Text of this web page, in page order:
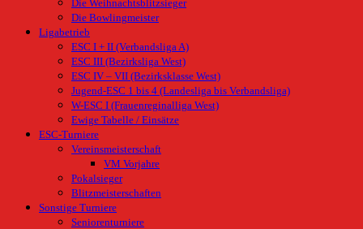
Die Weihnachtsblitzsieger
Die Bowlingmeister
Ligabetrieb
ESC I + II (Verbandsliga A)
ESC III (Bezirksliga West)
ESC IV – VII (Bezirksklasse West)
Jugend-ESC 1 bis 4 (Landesliga bis Verbandsliga)
W-ESC I (Frauenreginalliga West)
Ewige Tabelle / Einsätze
ESC-Turniere
Vereinsmeisterschaft
VM Vorjahre
Pokalsieger
Blitzmeisterschaften
Sonstige Turniere
Seniorenturniere